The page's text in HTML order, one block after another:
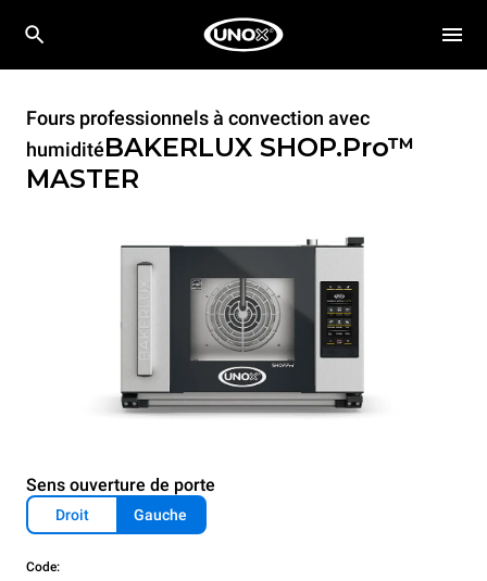
Fours professionnels à convection avec
humiditéBAKERLUX SHOP.Pro™
MASTER
Sens ouverture de porte
Droit Gauche
Code: